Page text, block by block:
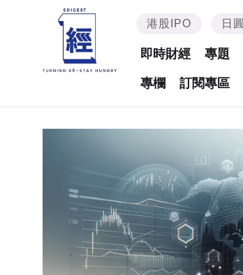
港股IPO 日圓
即時財經 專題
專欄 訂閱專區